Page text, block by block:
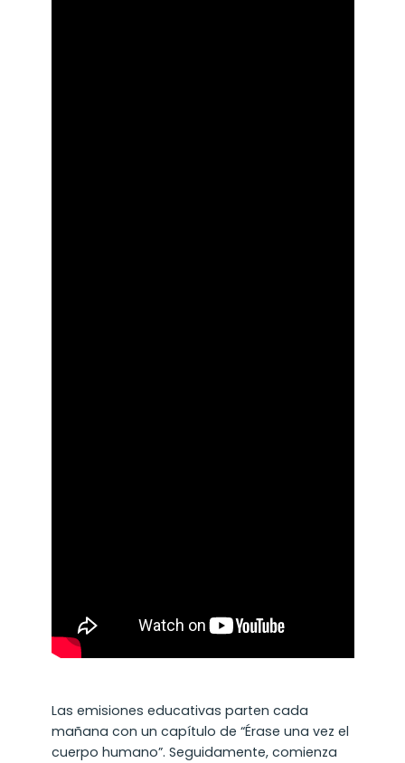
Las emisiones educativas parten cada
mañana con un capítulo de “Érase una vez el
cuerpo humano”. Seguidamente, comienza